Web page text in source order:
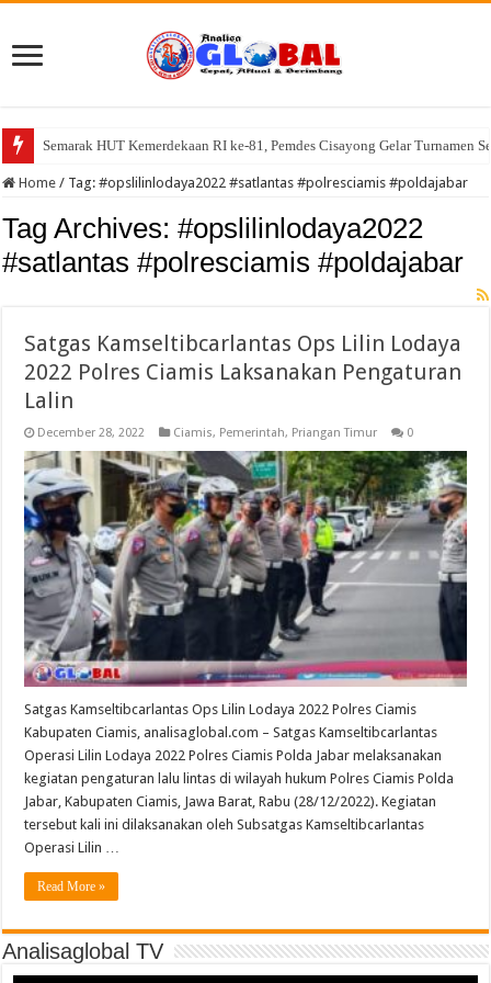
Semarak HUT Kemerdekaan RI ke-81, Pemdes Cisayong Gelar Turnamen
DD Dipangkas, Desa Imbanagara Raya Tetap Semarakkan HUT RI ke-81
Home / Tag:#opslilinlodaya2022 #satlantas #polresciamis #poldajabar
Tag Archives:#opslilinlodaya2022
#satlantas #polresciamis #poldajabar
Satgas Kamseltibcarlantas Ops Lilin Lodaya
2022 Polres Ciamis Laksanakan Pengaturan
Lalin
December 28, 2022 Ciamis, Pemerintah, Priangan Timur 0
Satgas Kamseltibcarlantas Ops Lilin Lodaya 2022 Polres Ciamis
Kabupaten Ciamis, analisaglobal.com – Satgas Kamseltibcarlantas
Operasi Lilin Lodaya 2022 Polres Ciamis Polda Jabar melaksanakan
kegiatan pengaturan lalu lintas di wilayah hukum Polres Ciamis Polda
Jabar, Kabupaten Ciamis, Jawa Barat, Rabu (28/12/2022). Kegiatan
tersebut kali ini dilaksanakan oleh Subsatgas Kamseltibcarlantas
Operasi Lilin …
Read More »
Analisaglobal TV